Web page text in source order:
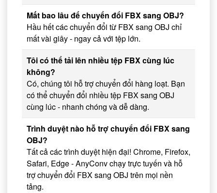
Mất bao lâu để chuyển đổi FBX sang OBJ?
Hầu hết các chuyển đổi từ FBX sang OBJ chỉ
mất vài giây - ngay cả với tệp lớn.
Tôi có thể tải lên nhiều tệp FBX cùng lúc
không?
Có, chúng tôi hỗ trợ chuyển đổi hàng loạt. Bạn
có thể chuyển đổi nhiều tệp FBX sang OBJ
cùng lúc - nhanh chóng và dễ dàng.
Trình duyệt nào hỗ trợ chuyển đổi FBX sang
OBJ?
Tất cả các trình duyệt hiện đại! Chrome, Firefox,
Safari, Edge - AnyConv chạy trực tuyến và hỗ
trợ chuyển đổi FBX sang OBJ trên mọi nền
tảng.